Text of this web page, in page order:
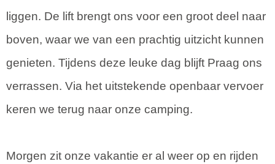
liggen. De lift brengt ons voor een groot deel naar
boven, waar we van een prachtig uitzicht kunnen
genieten. Tijdens deze leuke dag blijft Praag ons
verrassen. Via het uitstekende openbaar vervoer
keren we terug naar onze camping.
Morgen zit onze vakantie er al weer op en rijden